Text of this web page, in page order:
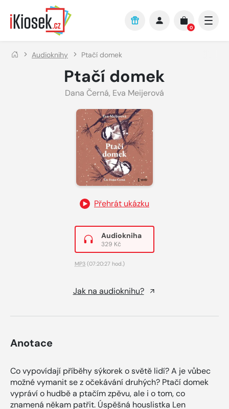
Přejít na hlavní obsah
0
Audioknihy Ptačí domek
Ptačí domek
Dana Černá, Eva Meijerová
Přehrát ukázku
Audiokniha
329 Kč
MP3 (07:20:27 hod.)
Jak na audioknihu?
Anotace
Co vypovídají příběhy sýkorek o světě lidí? A je vůbec
možné vymanit se z očekávání druhých? Ptačí domek
vypráví o hudbě a ptačím zpěvu, ale i o tom, co
znamená někam patřit. Úspěšná houslistka Len